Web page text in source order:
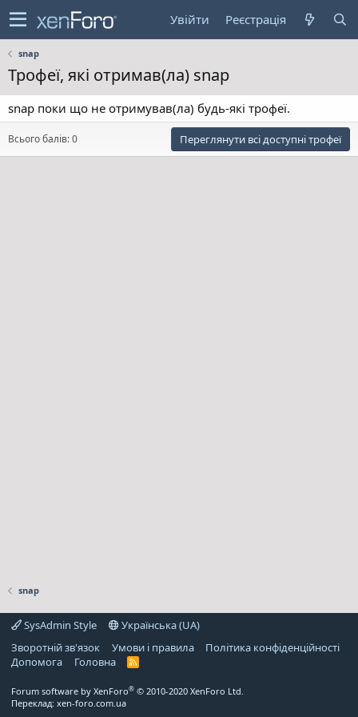
Увійти Реєстрація
snap
Трофеї, які отримав(ла) snap
snap поки що не отримував(ла) будь-які трофеї.
Всього балів: 0 Переглянути всі доступні трофеї
snap
SysAdmin Style
Українська (UA)
Зворотній зв'язок
Умови і правила
Політика конфіденційності
Дoпoмoга
Головна
R
Forum software by XenForo® © 2010-2020 XenForo Ltd.
Переклад: xen-foro.com.ua